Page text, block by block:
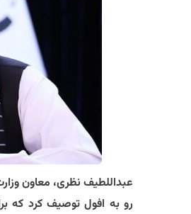
​عبداللطیف نظری، معاون
رو به افول توصیف کرد که